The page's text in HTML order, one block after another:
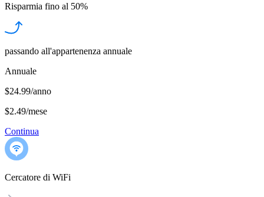
Risparmia fino al 50%
passando all'appartenenza annuale
Annuale
$24.99/anno
$2.49/mese
Continua
Cercatore di WiFi